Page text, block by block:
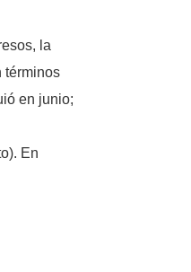
la
términos
en junio;
En